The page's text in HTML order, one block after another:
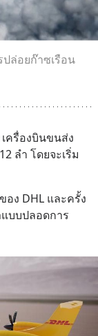
ล่อยก๊าซเรือน
เครื่องบินขนส่ง
ลำ โดยจะเริ่ม
ง DHL และครั้ง
บบปลอดการ